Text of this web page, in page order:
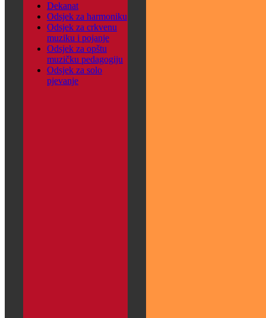
Dekanat
Odsjek za harmoniku
Odsjek za crkvenu
muziku i pojanje
Odsjek za opštu
muzičku pedagogiju
Odsjek za solo
pjevanje